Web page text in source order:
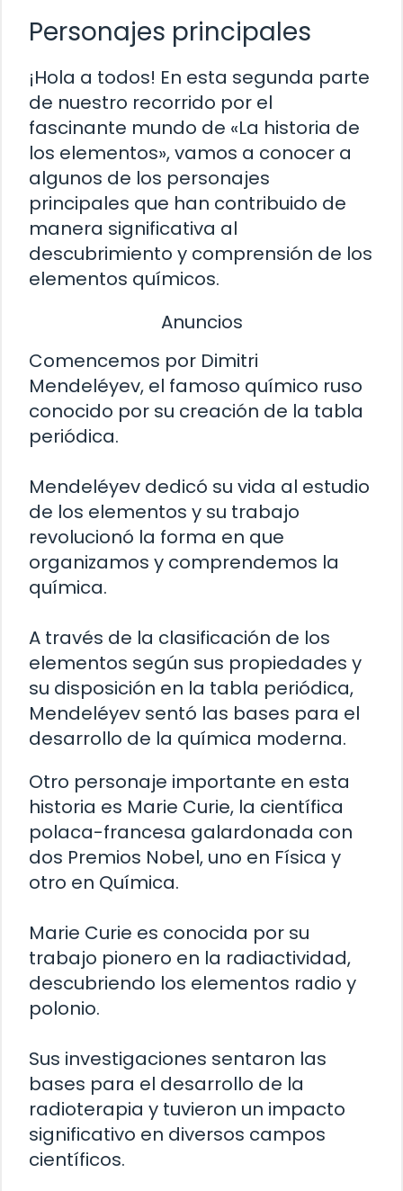
Personajes principales
¡Hola a todos! En esta segunda parte
de nuestro recorrido por el
fascinante mundo de «La historia de
los elementos», vamos a conocer a
algunos de los personajes
principales que han contribuido de
manera significativa al
descubrimiento y comprensión de los
elementos químicos.
Anuncios
Comencemos por Dimitri
Mendeléyev, el famoso químico ruso
conocido por su creación de la tabla
periódica.
Mendeléyev dedicó su vida al estudio
de los elementos y su trabajo
revolucionó la forma en que
organizamos y comprendemos la
química.
A través de la clasificación de los
elementos según sus propiedades y
su disposición en la tabla periódica,
Mendeléyev sentó las bases para el
desarrollo de la química moderna.
Otro personaje importante en esta
historia es Marie Curie, la científica
polaca-francesa galardonada con
dos Premios Nobel, uno en Física y
otro en Química.
Marie Curie es conocida por su
trabajo pionero en la radiactividad,
descubriendo los elementos radio y
polonio.
Sus investigaciones sentaron las
bases para el desarrollo de la
radioterapia y tuvieron un impacto
significativo en diversos campos
científicos.